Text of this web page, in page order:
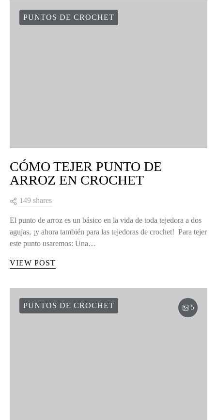
PUNTOS DE CROCHET
CÓMO TEJER PUNTO DE
ARROZ EN CROCHET
149 shares
El punto de arroz es un básico en la vida de toda tejedora a dos
agujas, ¡y ahora también para las tejedoras de crochet! Para tejer
este punto usaremos: Una…
VIEW POST
PUNTOS DE CROCHET 5